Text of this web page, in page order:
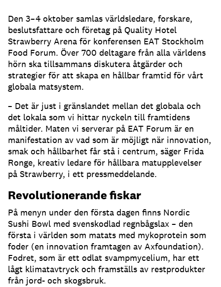
Den 3–4 oktober samlas världsledare, forskare,
beslutsfattare och företag på Quality Hotel
Strawberry Arena för konferensen EAT Stockholm
Food Forum. Över 700 deltagare från alla världens
hörn ska tillsammans diskutera åtgärder och
strategier för att skapa en hållbar framtid för vårt
globala matsystem.
– Det är just i gränslandet mellan det globala och
det lokala som vi hittar nyckeln till framtidens
måltider. Maten vi serverar på EAT Forum är en
manifestation av vad som är möjligt när innovation,
smak och hållbarhet får stå i centrum, säger Frida
Ronge, kreativ ledare för hållbara matupplevelser
på Strawberry, i ett pressmeddelande.
Revolutionerande fiskar
På menyn under den första dagen finns Nordic
Sushi Bowl med svenskodlad regnbågslax – den
första i världen som matats med mykoprotein som
foder (en innovation framtagen av Axfoundation).
Fodret, som är ett odlat svampmycelium, har ett
lågt klimatavtryck och framställs av restprodukter
från jord- och skogsbruk.